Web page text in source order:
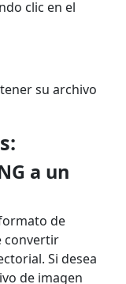
clic en el
su archivo
a un
de
convertir
Si desea
de imagen